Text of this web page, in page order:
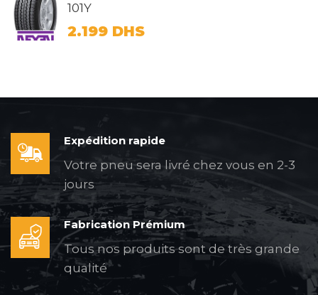
101Y
2.199 DHS
Expédition rapide
Votre pneu sera livré chez vous en 2-3
jours
Fabrication Prémium
Tous nos produits sont de très grande
qualité